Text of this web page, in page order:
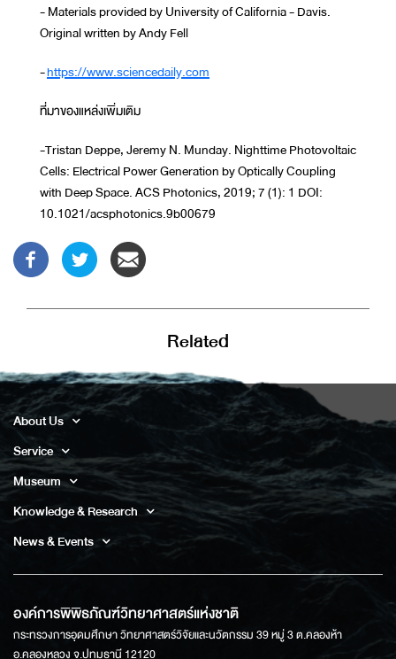
- Materials provided by University of California - Davis.
Original written by Andy Fell
-https://www.sciencedaily.com
ที่มาของแหล่งเพิ่มเติม
-Tristan Deppe, Jeremy N. Munday. Nighttime Photovoltaic
Cells: Electrical Power Generation by Optically Coupling
with Deep Space. ACS Photonics, 2019; 7 (1): 1 DOI:
10.1021/acsphotonics.9b00679
Related
About Us
Service
Museum
Knowledge & Research
News & Events
องค์การพิพิธภัณฑ์วิทยาศาสตร์แห่งชาติ
กระทรวงการอุดมศึกษา วิทยาศาสตร์วิจัยและนวัตกรรม 39 หมู่ 3 ต.คลองห้า
อ.คลองหลวง จ.ปทุมธานี 12120